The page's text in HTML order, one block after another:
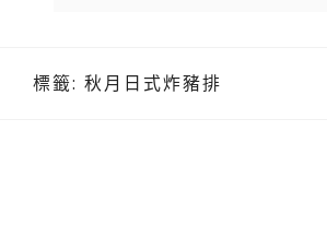
標籤: 秋月日式炸豬排